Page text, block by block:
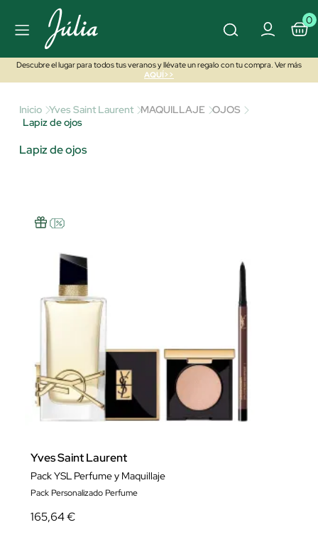
0
Descubre el lugar para todos tus veranos y llévate un regalo con tu compra. Ver más
AQUÍ>>
Inicio Yves Saint Laurent MAQUILLAJE OJOS
Lapiz de ojos
Lapiz de ojos
Yves Saint Laurent
Pack YSL Perfume y Maquillaje
Pack Personalizado Perfume
165,64 €